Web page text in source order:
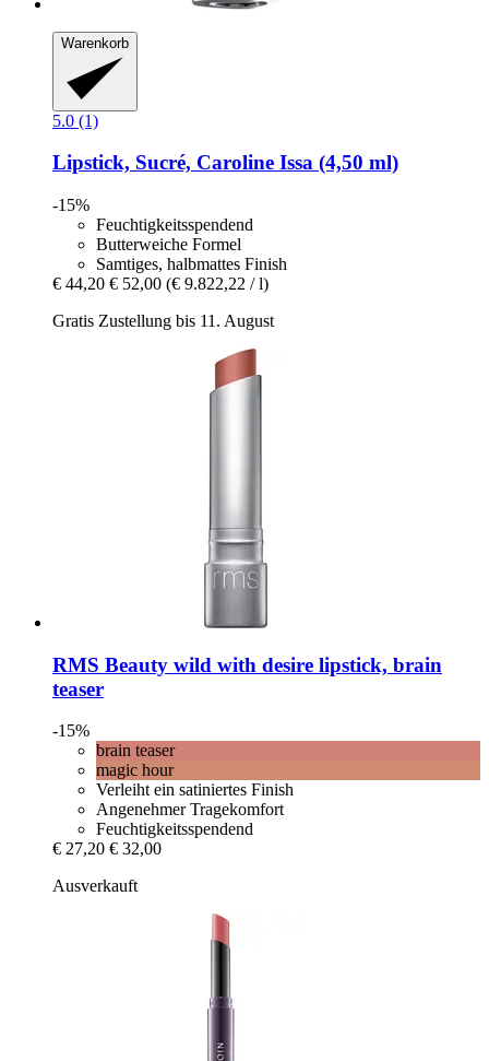
Warenkorb
5.0 (1)
Lipstick, Sucré, Caroline Issa (4,50 ml)
-15%
Feuchtigkeitsspendend
Butterweiche Formel
Samtiges, halbmattes Finish
€ 44,20 € 52,00 (€ 9.822,22 / l)
Gratis Zustellung bis 11. August
RMS Beauty wild with desire lipstick, brain
teaser
-15%
brain teaser
magic hour
Verleiht ein satiniertes Finish
Angenehmer Tragekomfort
Feuchtigkeitsspendend
€ 27,20 € 32,00
Ausverkauft